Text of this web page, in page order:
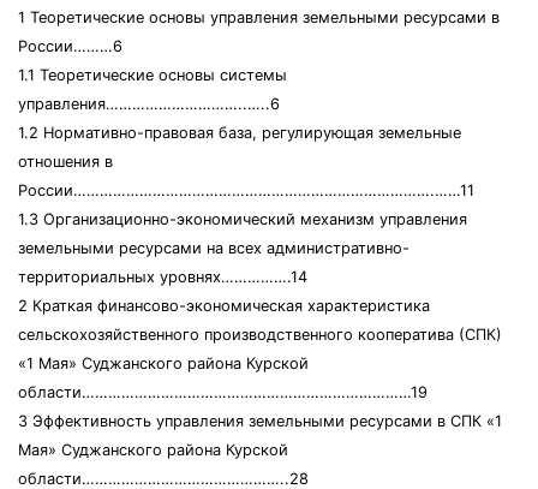
1 Теоретические основы управления земельными ресурсами в
России………6
1.1 Теоретические основы системы
управления…………………………..…..6
1.2 Нормативно-правовая база, регулирующая земельные
отношения в
России……………………………………………………………………….……11
1.3 Организационно-экономический механизм управления
земельными ресурсами на всех административно-
территориальных уровнях…………….14
2 Краткая финансово-экономическая характеристика
сельскохозяйственного производственного кооператива (СПК)
«1 Мая» Суджанского района Курской
области…………………………………………………………………19
3 Эффективность управления земельными ресурсами в СПК «1
Мая» Суджанского района Курской
области………………………………………..28